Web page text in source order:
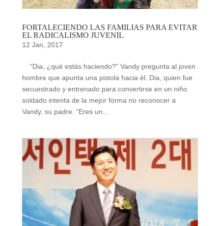
FORTALECIENDO LAS FAMILIAS PARA EVITAR
EL RADICALISMO JUVENIL
12 Jan, 2017
“Dia, ¿qué estás haciendo?” Vandy pregunta al joven
hombre que apunta una pistola hacia él. Dia, quien fue
secuestrado y entrenado para convertirse en un niño
soldado intenta de la mejor forma no reconocer a
Vandy, su padre. “Eres un...